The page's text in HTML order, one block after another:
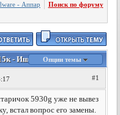
- Аппаратное обеспечение»
Поиск по форуму
- Ищу сабжОпции темы
#1
5930g уже не вывез
встал вопрос его замены.